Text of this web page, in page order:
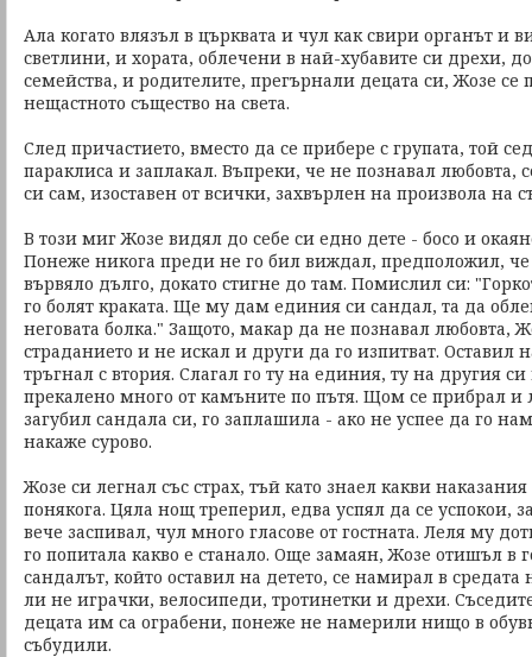
Ала когато влязъл в църквата и чул как свири органът и
светлини, и хората, облечени в най-хубавите си дрехи,
семейства, и родителите, прегърнали децата си, Жозе се
нещастното същество на света.
След причастието, вместо да се прибере с групата, той
параклиса и заплакал. Въпреки, че не познавал любовта,
си сам, изоставен от всички, захвърлен на произвола на
В този миг Жозе видял до себе си едно дете - босо и
Понеже никога преди не го бил виждал, предположил,
вървяло дълго, докато стигне до там. Помислил си:
го болят краката. Ще му дам единия си сандал, та да
неговата болка." Защото, макар да не познавал любовта,
страданието и не искал и други да го изпитват. Оставил
тръгнал с втория. Слагал го ту на единия, ту на другия
прекалено много от камъните по пътя. Щом се прибрал и
загубил сандала си, го заплашила - ако не успее да го
накаже сурово.
Жозе си легнал със страх, тъй като знаел какви
понякога. Цяла нощ треперил, едва успял да се успокои,
вече заспивал, чул много гласове от гостната. Леля му
го попитала какво е станало. Още замаян, Жозе отишъл в
сандалът, който оставил на детето, се намирал в средата
ли не играчки, велосипеди, тротинетки и дрехи.
децата им са ограбени, понеже не намерили нищо в
събудили.